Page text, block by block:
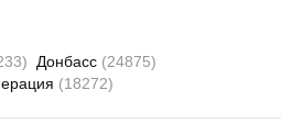
Донбасс (24875)
(18272)